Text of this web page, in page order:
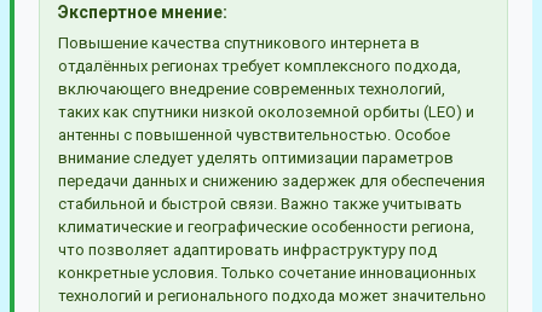
Экспертное мнение:
Повышение качества спутникового интернета в
отдалённых регионах требует комплексного подхода,
включающего внедрение современных технологий,
таких как спутники низкой околоземной орбиты (LEO) и
антенны с повышенной чувствительностью. Особое
внимание следует уделять оптимизации параметров
передачи данных и снижению задержек для обеспечения
стабильной и быстрой связи. Важно также учитывать
климатические и географические особенности региона,
что позволяет адаптировать инфраструктуру под
конкретные условия. Только сочетание инновационных
технологий и регионального подхода может значительно